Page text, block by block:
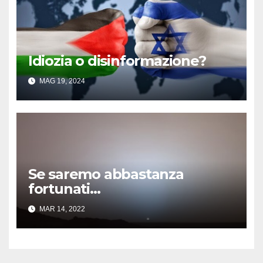
Idiozia o disinformazione?
MAG 19, 2024
Se saremo abbastanza
fortunati…
MAR 14, 2022